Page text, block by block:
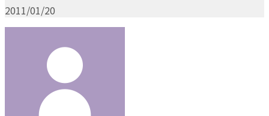
2011/01/20